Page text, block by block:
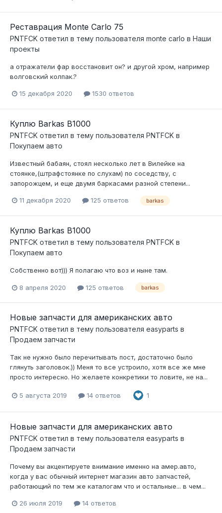
Реставрация Monte Carlo 75
PNTFCK ответил в тему пользователя monte carlo в Наши
проекты
а отражатели фар восстановит он? и другой хром, например
волговский колпак.?
15 декабря 2020 1530 ответов
Куплю Barkas B1000
PNTFCK ответил в тему пользователя PNTFCK в
Покупаем авто
Известный бабаян, стоял несколько лет в Вилейке на
стоянке,(штрафстоянке по слухам) по соседству, с
запорожцем, и еще двумя баркасами разной степени...
11 декабря 2020 125 ответов barkas
Куплю Barkas B1000
PNTFCK ответил в тему пользователя PNTFCK в
Покупаем авто
Собственно вот))) Я полагаю что воз и ныне там.
8 апреля 2020 125 ответов barkas
Новые запчасти для американских авто
PNTFCK ответил в тему пользователя easyparts в
Продаем запчасти
Так не нужно было перечитывать пост, достаточно было
глянуть заголовок.)) Меня то все устроило, хотя все же мне
просто интересно. Но желаете конкретики то ловите, не на...
5 августа 2019 14 ответов 1
Новые запчасти для американских авто
PNTFCK ответил в тему пользователя easyparts в
Продаем запчасти
Почему вы акцентируете внимание именно на амер.авто,
когда у вас обычный интернет магазин авто запчастей,
работающий по тем же каталогам что и остальные... в чем...
26 июля 2019 14 ответов